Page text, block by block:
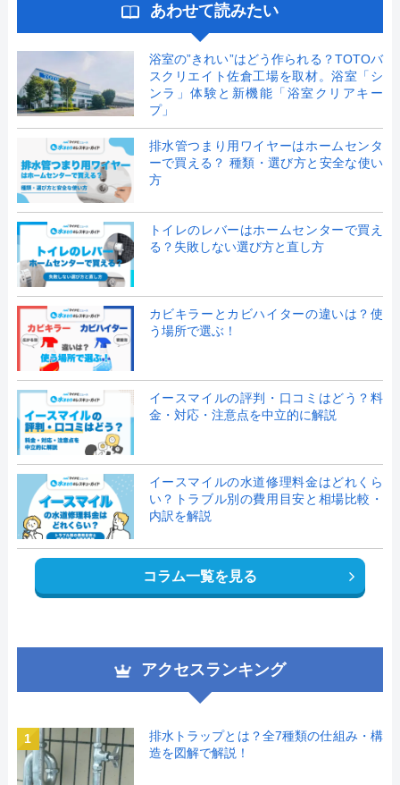
あわせて読みたい
浴室の”きれい”はどう作られる？TOTOバ
スクリエイト佐倉工場を取材。浴室「シ
ンラ」体験と新機能「浴室クリアキー
プ」
排水管つまり用ワイヤーはホームセンタ
ーで買える？ 種類・選び方と安全な使い
方
トイレのレバーはホームセンターで買え
る？失敗しない選び方と直し方
カビキラーとカビハイターの違いは？使
う場所で選ぶ！
イースマイルの評判・口コミはどう？料
金・対応・注意点を中立的に解説
イースマイルの水道修理料金はどれくら
い？トラブル別の費用目安と相場比較・
内訳を解説
コラム一覧を見る
アクセスランキング
1
排水トラップとは？全7種類の仕組み・構
造を図解で解説！